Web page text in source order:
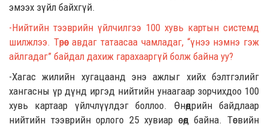
эмээх зүйл байхгүй.
-Нийтийн тээврийн үйлчилгээ 100 хувь картын системд
шилжлээ. Төрөөс авдаг татаасаа чамладаг, “үнээ нэмнэ гэж
айлгадаг” байдал дахиж гарахааргүй болж байна уу?
-Хагас жилийн хугацаандэнэ ажлыг хийх бэлтгэлийг
хангасны үр дүнд иргэд нийтийн унаагаар зорчихдоо 100
хувь картаар үйлчлүүлдэг боллоо. Өнөөдрийнбайдлаар
нийтийн тээврийн орлого 25 хувиар өсөөд байна. Төсвийн